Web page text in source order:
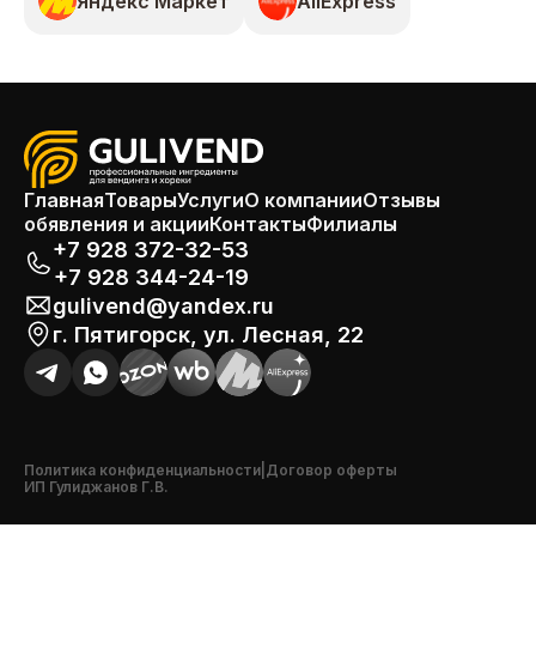
ГлавнаяТоварыУслугиО компанииОтзывы
обявления и акцииКонтактыФилиалы
+7 928 372-32-53
+7 928 344-24-19
gulivend@yandex.ru
г. Пятигорск, ул. Лесная, 22
Политика конфиденциальности Договор оферты
ИП Гулиджанов Г.В.